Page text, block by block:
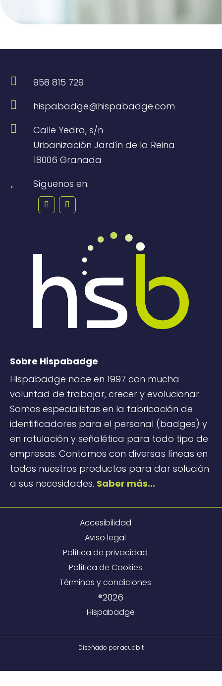
 958 815 729
 hispabadge@hispabadge.com

Calle Yedra, s/n
Urbanización Jardín de la Reina
18006 Granada
Síguenos en:
Sobre Hispabadge
Hispabadge nace en 1997 con mucha
voluntad de trabajar, crecer y evolucionar.
Somos especialistas en la fabricación de
identificadores para el personal (badges) y
en rotulación y señalética para todo tipo de
empresas. Contamos con diversas líneas en
todos nuestros productos para dar solución
a sus necesidades. Saber más...
®2026
Hispabadge
Accesibilidad
Aviso legal
Política de privacidad
Política de Cookies
Términos y condiciones
Diseñado poracuabit